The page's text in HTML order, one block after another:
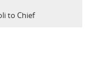
to Chief